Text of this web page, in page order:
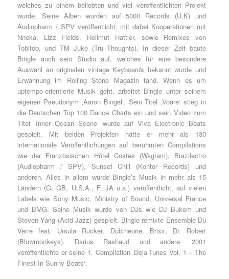
welches zu einem beliebten und viel veröffentlichten Projekt
wurde. Seine Alben wurden auf 5000 Records (U.K) und
Audiopharm / SPV veröffentlicht, mit dabei Kooperationen mit
Nneka, Lizz Fields, Hellmut Hattler, sowie Remixes von
Tobitob, und TM Juke (Tru Thoughts). In dieser Zeit baute
Bingle auch sein Studio auf, welches für eine besondere
Auswahl an originalen vintage Keyboards bekannt wurde und
Erwähnung im Rolling Stone Magazin fand. Wenn es um
uptempo-orientierte Musik geht, arbeitet Bingle unter seinem
eigenen Pseudonym ‚Aaron Bingel‘. Sein Titel ‚Voare‘ stieg in
die Deutschen Top 100 Dance Charts ein und sein Video zum
Titel ‚Inner Ocean Scene‘ wurde auf Viva Electronic Beats
gespielt. Mit beiden Projekten hatte er mehr als 130
internationale Veröffentlichungen auf berühmten Compilations
wie der Französischen Hôtel Costes (Wagram), Brazilectro
(Audiopharm / SPV), Sunset Chill (Kontor Records) und
anderen. Alles in allem wurde Bingle’s Musik in mehr als 15
Ländern (G, GB, U.S.A., F, JA u.a.) veröffentlicht, auf vielen
Labels wie Sony Music, Ministry of Sound, Universal France
und BMG. Seine Musik wurde von DJs wie DJ Bukem und
Steven Yang (Acid Jazz) gespielt. Bingle remixte Ensemble Du
Verre feat. Ursula Rucker, Dubtheorie, Brixx, Dr. Robert
(Blowmonkeys), Darius Rashaud und andere. 2001
veröffentlichte er seine 1. Compilation ‚Deja-Tunes Vol. 1 – The
Finest In Sunny Beats‘.